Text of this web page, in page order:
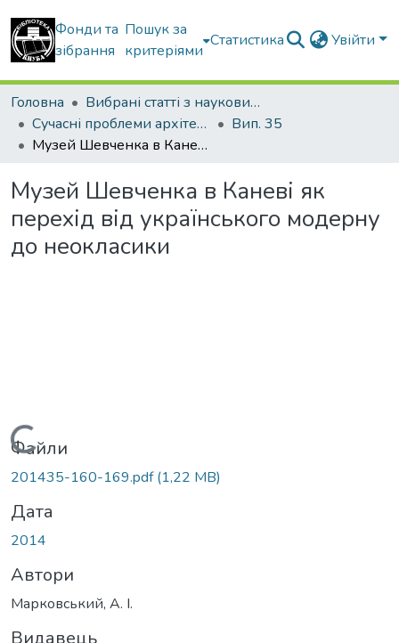
Фонди та
зібрання
Пошук за
критеріями
Статистика Увійти
Головна
Вибрані статті з наукових збірників КНУБА
Сучасні проблеми архітектури та містобудування
Вип. 35
Музей Шевченка в Каневі як перехід від українського модерну до неокласики
Музей Шевченка в Каневі як
перехід від українського модерну
до неокласики
Вантажиться...
Файли
201435-160-169.pdf(1,22 MB)
Дата
2014
Автори
Марковський, А. І.
Видавець